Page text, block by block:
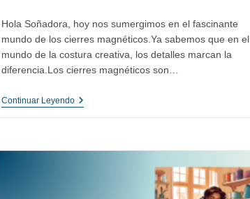
Hola Soñadora, hoy nos sumergimos en el fascinante
mundo de los cierres magnéticos.Ya sabemos que en el
mundo de la costura creativa, los detalles marcan la
diferencia.Los cierres magnéticos son…
Continuar LeyendoCierres